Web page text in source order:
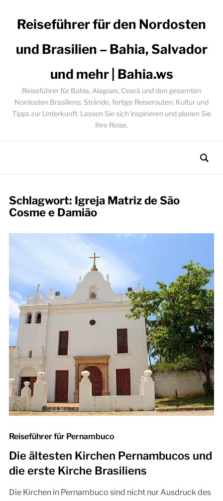
Reiseführer für den Nordosten
und Brasilien – Bahia, Salvador
und mehr | Bahia.ws
Reiseführer für Bahia, Alagoas, Ceará und den gesamten
Nordosten Brasiliens: Strände, fertige Reiserouten, Kultur und
Tipps zur Unterkunft. Lassen Sie sich inspirieren und planen Sie
Ihre Reise.
Schlagwort: Igreja Matriz de São
Cosme e Damião
Reiseführer für Pernambuco
Die ältesten Kirchen Pernambucos und
die erste Kirche Brasiliens
Die Kirchen in Pernambuco sind nicht nur Ausdruck des